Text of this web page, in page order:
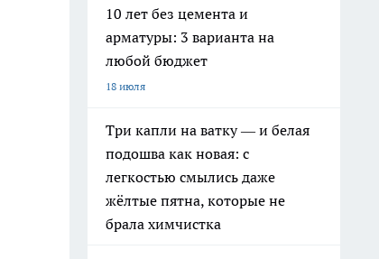
10 лет без цемента и
арматуры: 3 варианта на
любой бюджет
18 июля
Три капли на ватку — и белая
подошва как новая: с
легкостью смылись даже
жёлтые пятна, которые не
брала химчистка